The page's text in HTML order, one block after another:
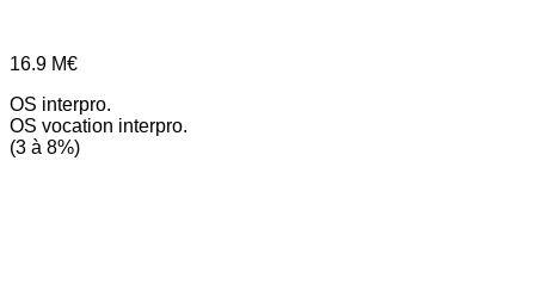
16.9 M€
OS interpro.
OS vocation interpro.
(3 à 8%)